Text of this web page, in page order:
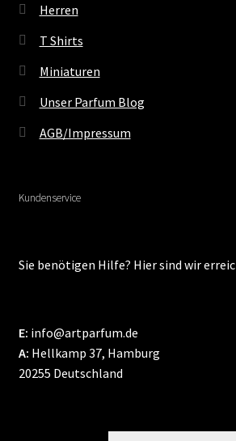
Herren
T Shirts
Miniaturen
Unser Parfum Blog
AGB/Impressum
Kundenservice
Sie benötigen Hilfe? Hier sind wir
E: info@artparfum.de
A: Hellkamp 37, Hamburg
20255 Deutschland